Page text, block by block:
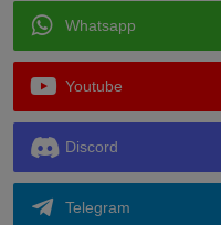
Whatsapp
Youtube
Discord
Telegram